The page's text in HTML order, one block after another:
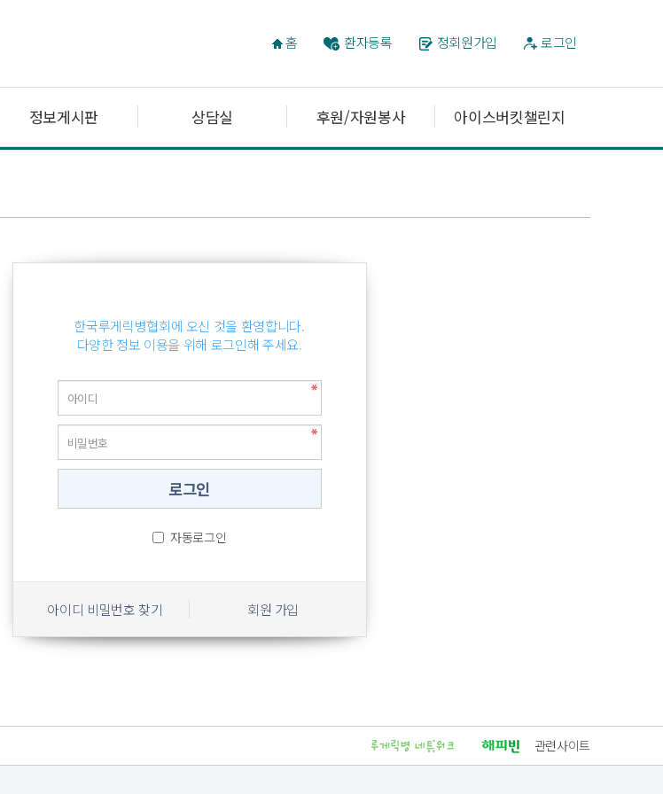
홈 환자등록 정회원가입 로그인
정보게시판 상담실 후원/자원봉사 아이스버킷챌린지
한국루게릭병협회에 오신 것을 환영합니다.
다양한 정보 이용을 위해 로그인해 주세요.
자동로그인
아이디 비밀번호 찾기 회원 가입
관련사이트